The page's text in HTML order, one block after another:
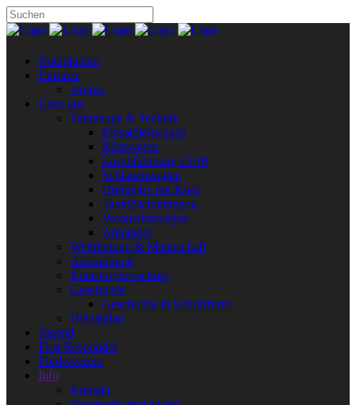
Neuigkeiten
Einsätze
Archiv
Über uns
Fahrzeuge & Technik
Einsatzleitwagen
Rüstwagen
Löschfahrzeug LF10
Schlauchwagen
Drehleiter mit Korb
Tanklöschfahrzeug
Vorausrüstwagen
Anhänger
Wehrleitung & Mannschaft
Alarmierung
Katastrophenschutz
Geschichte
Geschichte in Schriftform
Dienstplan
Jugend
First Responder
Förderverein
Info
Kontakt